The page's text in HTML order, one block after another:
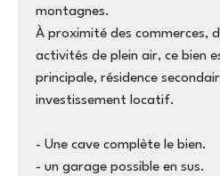
montagnes.
À proximité des commerces,
activités de plein air, ce bien
principale, résidence
investissement locatif.
- Une cave complète le bien.
- un garage possible en sus.